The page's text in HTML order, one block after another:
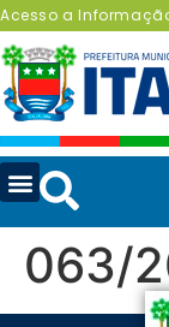
Acesso a
063/